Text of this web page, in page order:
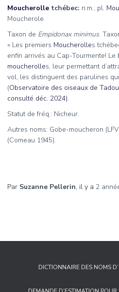
Moucherolle tchébec: n.m.; pl.
Moucherole.
Taxon de Empidonax minimus.
« Les premiers Moucherolles
enfin arrivés au Cap-Tourmente!
moucherolles, leur permettant
vol, les distinguent des parulines
(Observatoire des oiseaux de
consulté déc. 2024).
Statut de fréq.: Nicheur.
Autres noms: Gobe-moucheron
(Comeau 1945).
Par Suzanne Pellerin, il y a 2
DICTIONNAIRE DES NOMS